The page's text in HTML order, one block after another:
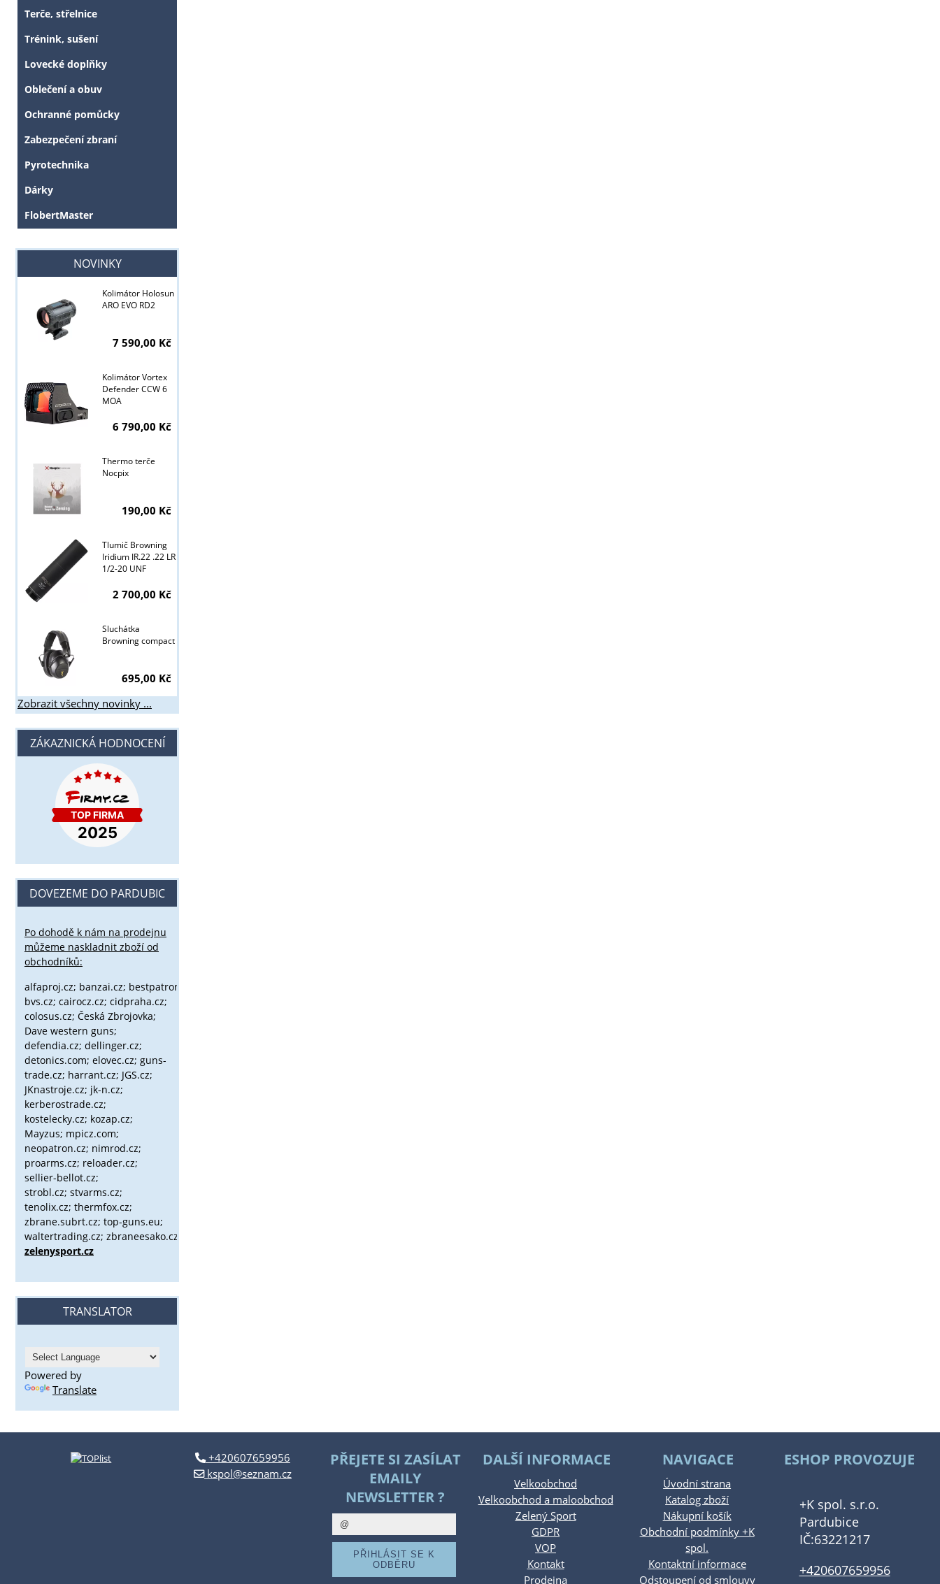
Terče, střelnice
Trénink, sušení
Lovecké doplňky
Oblečení a obuv
Ochranné pomůcky
Zabezpečení zbraní
Pyrotechnika
Dárky
FlobertMaster
NOVINKY
Kolimátor Holosun
ARO EVO RD2
7 590,00 Kč
Kolimátor Vortex
Defender CCW 6
MOA
6 790,00 Kč
Thermo terče
Nocpix
190,00 Kč
Tlumič Browning
Iridium IR.22 .22 LR
1/2-20 UNF
2 700,00 Kč
Sluchátka
Browning compact
695,00 Kč
Zobrazit všechny novinky ...
ZÁKAZNICKÁ HODNOCENÍ
DOVEZEME DO PARDUBIC
Po dohodě k nám na prodejnu
můžeme naskladnit zboží od
obchodníků:
alfaproj.cz; banzai.cz; bestpatron.eu;
bvs.cz; cairocz.cz; cidpraha.cz;
colosus.cz; Česká Zbrojovka;
Dave western guns;
defendia.cz; dellinger.cz;
detonics.com; elovec.cz; guns-
trade.cz; harrant.cz; JGS.cz;
JKnastroje.cz; jk-n.cz;
kerberostrade.cz;
kostelecky.cz; kozap.cz;
Mayzus; mpicz.com;
neopatron.cz; nimrod.cz;
proarms.cz; reloader.cz;
sellier-bellot.cz;
strobl.cz; stvarms.cz;
tenolix.cz; thermfox.cz;
zbrane.subrt.cz; top-guns.eu;
waltertrading.cz; zbraneesako.cz;
zelenysport.cz
TRANSLATOR
Powered by
Translate
+420607659956
kspol@seznam.cz
PŘEJETE SI ZASÍLAT
EMAILY
NEWSLETTER ?
DALŠÍ INFORMACE
Velkoobchod
Velkoobchod a maloobchod
Zelený Sport
GDPR
VOP
Kontakt
Prodejna
NAVIGACE
Úvodní strana
Katalog zboží
Nákupní košík
Obchodní podmínky +K
spol.
Kontaktní informace
Odstoupení od smlouvy
ESHOP PROVOZUJE
+K spol. s.r.o.
Pardubice
IČ:63221217
+420607659956